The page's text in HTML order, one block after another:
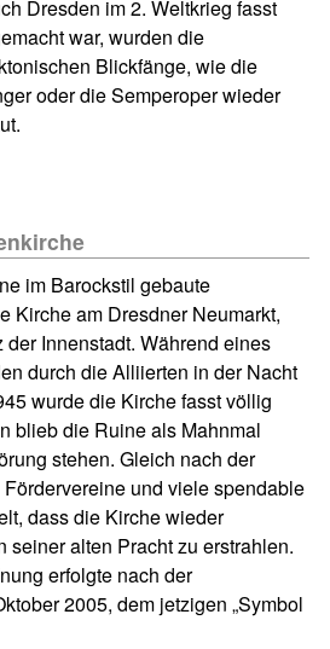
Dresden im 2. Weltkrieg fasst
war, wurden die
Blickfänge, wie die
oder die Semperoper wieder
im Barockstil gebaute
Kirche am Dresdner Neumarkt,
Innenstadt. Während eines
durch die Alliierten in der Nacht
wurde die Kirche fasst völlig
blieb die Ruine als Mahnmal
stehen. Gleich nach der
und viele spendable
dass die Kirche wieder
seiner alten Pracht zu erstrahlen.
erfolgte nach der
2005, dem jetzigen „Symbol